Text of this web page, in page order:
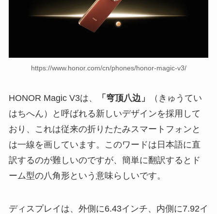
https://www.honor.com/cn/phones/honor-magic-v3/
HONOR Magic V3は、 「穹顶八边」
（きゅうてい
はちへん）と呼ばれる新しいデザインを採用して
おり、これは従来の折りたたみスマートフォンと
は一線を画しています。このワードは日本語に直
訳するのが難しいのですが、簡単に翻訳するとド
ーム型の八角形という意味らしいです。
ディスプレイは、外側に6.43インチ、内側に7.92イ